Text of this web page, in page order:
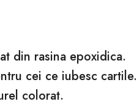
din rasina epoxidica.
cei ce iubesc cartile.
colorat.